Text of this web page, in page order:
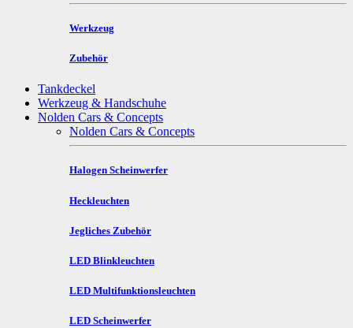
Werkzeug
Zubehör
Tankdeckel
Werkzeug & Handschuhe
Nolden Cars & Concepts
Nolden Cars & Concepts
Halogen Scheinwerfer
Heckleuchten
Jegliches Zubehör
LED Blinkleuchten
LED Multifunktionsleuchten
LED Scheinwerfer